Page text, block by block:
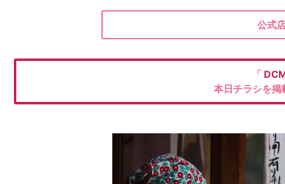
公式
「
本日チラシを掲